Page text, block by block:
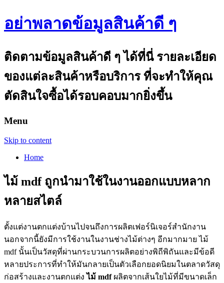
อย่าพลาดข้อมูลสินค้าดี ๆ
ติดตามข้อมูลสินค้าดี ๆ ได้ที่นี่ รายละเอียด
ของแต่ละสินค้าหรือบริการ ที่จะทำให้คุณ
ตัดสินใจซื้อได้รอบคอบมากยิ่งขึ้น
Menu
Skip to content
Home
ไม้ mdf ถูกนำมาใช้ในงานออกแบบหลาก
หลายสไตล์
ตั้งแต่งานตกแต่งบ้านไปจนถึงการผลิตเฟอร์นิเจอร์สำนักงาน
นอกจากนี้ยังมีการใช้งานในงานช่างไม้ต่างๆ อีกมากมาย ไม้
mdf นั้นเป็นวัสดุที่ผ่านกระบวนการผลิตอย่างพิถีพิถันและมีข้อดี
หลายประการที่ทำให้มันกลายเป็นตัวเลือกยอดนิยมในตลาดวัสดุ
ก่อสร้างและงานตกแต่งไม้ mdfผลิตจากเส้นใยไม้ที่มีขนาดเล็ก